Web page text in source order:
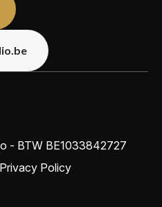
- BTW BE1033842727
Privacy Policy